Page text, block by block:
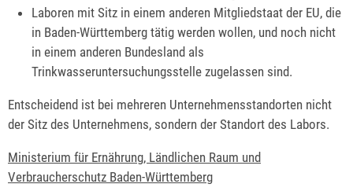
Laboren mit Sitz in einem anderen Mitgliedstaat der EU, die
in Baden-Württemberg tätig werden wollen, und noch nicht
in einem anderen Bundesland als
Trinkwasseruntersuchungsstelle zugelassen sind.
Entscheidend ist bei mehreren Unternehmensstandorten nicht
der Sitz des Unternehmens, sondern der Standort des Labors.
Ministerium für Ernährung, Ländlichen Raum und
Verbraucherschutz Baden-Württemberg